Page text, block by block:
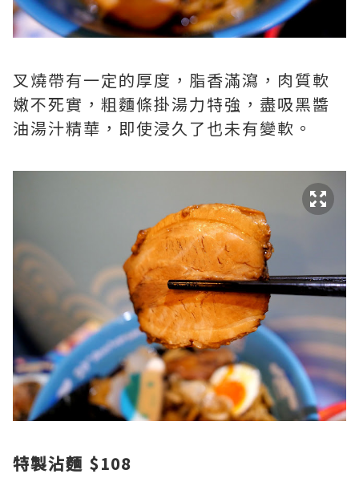
叉燒帶有一定的厚度，脂香滿瀉，肉質軟
嫩不死實，粗麵條掛湯力特強，盡吸黑醬
油湯汁精華，即使浸久了也未有變軟。
特製沾麵 $108